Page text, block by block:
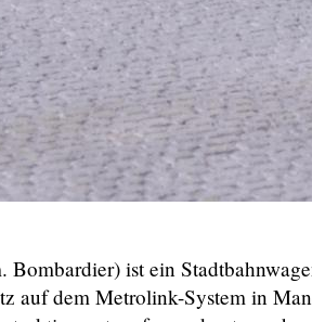
ist ein
auf dem Metrolink-System in